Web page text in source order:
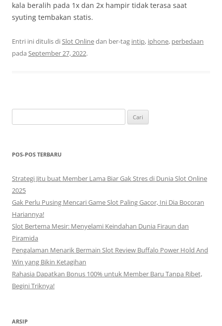
kala beralih pada 1x dan 2x hampir tidak terasa saat
syuting tembakan statis.
Entri ini ditulis diSlot Onlinedan ber-tag intip, iphone, perbedaan
pada September 27, 2022.
untuk:
POS-POS TERBARU
Strategi Jitu buat Member Lama Biar Gak Stres di Dunia Slot Online
2025
Gak Perlu Pusing Mencari Game Slot Paling Gacor, Ini Dia Bocoran
Hariannya!
Slot Bertema Mesir: Menyelami Keindahan Dunia Firaun dan
Piramida
Pengalaman Menarik Bermain Slot Review Buffalo Power Hold And
Win yang Bikin Ketagihan
Rahasia Dapatkan Bonus 100% untuk Member Baru Tanpa Ribet,
Begini Triknya!
ARSIP